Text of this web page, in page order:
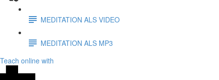
MEDITATION ALS VIDEO
MEDITATION ALS MP3
Teach online with